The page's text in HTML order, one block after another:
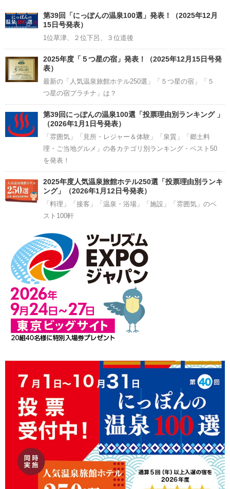
Channel
第39回「にっぽんの温泉100選」発表！（2025年12月
15日号発表）
1位草津、２位下呂、３位道後
2025年度「５つ星の宿」発表！（2025年12月15日号発
表）
最新の「人気温泉旅館ホテル250選」「５つ星の宿」「５
つ星の宿プラチナ」は？
第39回にっぽんの温泉100選「投票理由別ランキング 」
（2026年1月1日号発表）
「雰囲気」「見所・レジャー＆体験」「泉質」「郷土料
理・ご当地グルメ」の各カテゴリ別ランキング・ベスト50
を発表！
2025年度人気温泉旅館ホテル250選「投票理由別ランキ
ング」（2026年1月12日号発表）
「料理」「接客」「温泉・浴場」「施設」「雰囲気」のベ
スト100軒